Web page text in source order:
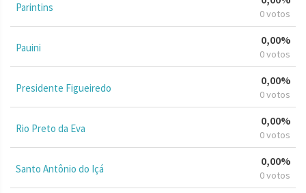
Parintins 0 votos
Pauini
0,00%
0 votos
Presidente Figueiredo
0,00%
0 votos
Rio Preto da Eva
0,00%
0 votos
Santo Antônio do Içá
0,00%
0 votos